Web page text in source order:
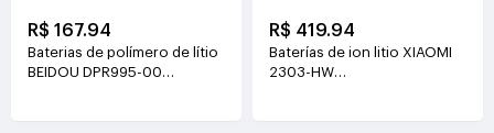
R$ 167.94
Baterias de polímero de lítio
BEIDOU DPR995-00
R$ 419.94
Baterías de ion litio XIAOMI
2303-HW